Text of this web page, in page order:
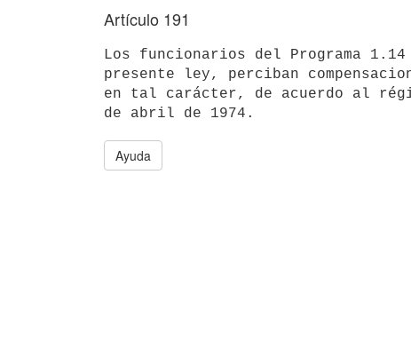
Artículo 191
Los funcionarios del Programa
presente ley, perciban
en tal carácter, de acuerdo al
Ayuda